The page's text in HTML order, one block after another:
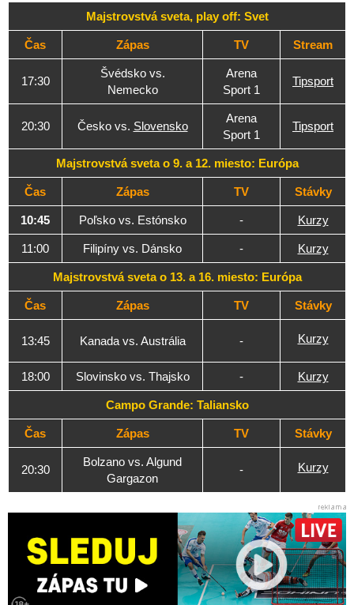
Majstrovstvá sveta, play off: Svet
Čas Zápas TV Stream
17:30
Švédsko vs.
Nemecko
Arena
Sport 1
Tipsport
20:30 Česko vs. Slovensko
Arena
Sport 1
Tipsport
Majstrovstvá sveta o 9. a 12. miesto: Európa
Čas Zápas TV Stávky
10:45 Poľsko vs. Estónsko - Kurzy
11:00 Filipíny vs. Dánsko - Kurzy
Majstrovstvá sveta o 13. a 16. miesto: Európa
Čas Zápas TV Stávky
13:45 Kanada vs. Austrália - Kurzy
18:00 Slovinsko vs. Thajsko - Kurzy
Campo Grande: Taliansko
Čas Zápas TV Stávky
20:30
Bolzano vs. Algund
Gargazon
- Kurzy